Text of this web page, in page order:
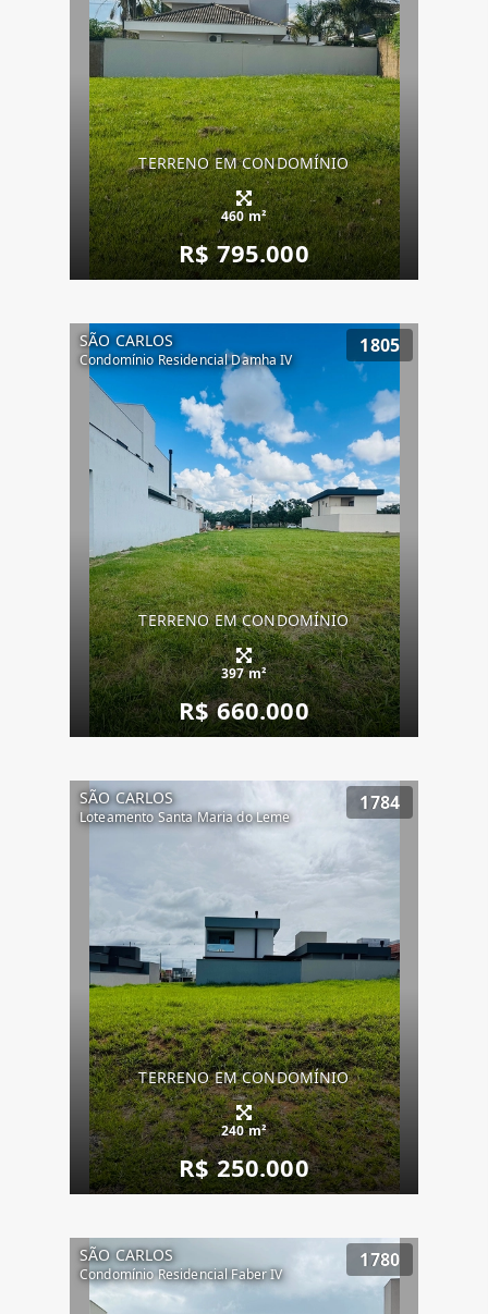
TERRENO EM CONDOMÍNIO
460 m²
R$ 795.000
SÃO CARLOS
Condomínio Residencial Damha IV
1805
TERRENO EM CONDOMÍNIO
397 m²
R$ 660.000
SÃO CARLOS
Loteamento Santa Maria do Leme
1784
TERRENO EM CONDOMÍNIO
240 m²
R$ 250.000
SÃO CARLOS
Condomínio Residencial Faber IV
1780